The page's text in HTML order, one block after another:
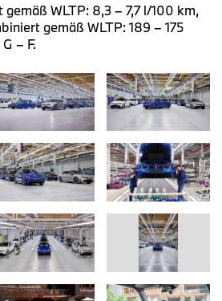
WLTP: 8,3 – 7,7 l/100 km,
gemäß WLTP: 189 – 175
– F.